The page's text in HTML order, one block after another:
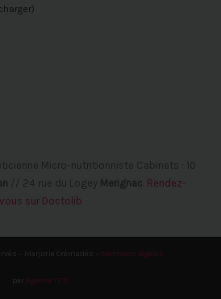
Micro-nutritionniste Cabinets : 10
// 24 rue du Logey Merignac Rendez-
vous sur Doctolib
– Marjorie Crémadès – Mentions légales
par Agence YETI